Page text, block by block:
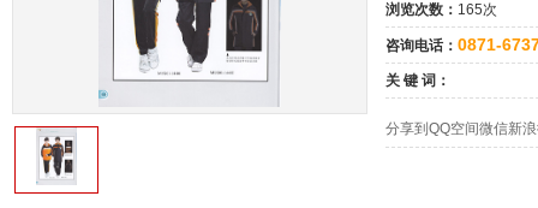
浏览次数： 165次
咨询电话： 0871-
关 键 词：
分享到 QQ空间微信新